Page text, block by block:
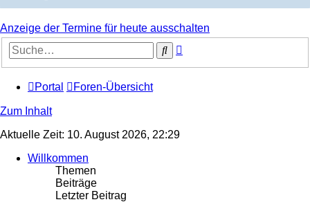
Anzeige der Termine für heute ausschalten
Suche
Portal Foren-Übersicht
Zum Inhalt
Aktuelle Zeit: 10. August 2026, 22:29
Willkommen
Themen
Beiträge
Letzter Beitrag